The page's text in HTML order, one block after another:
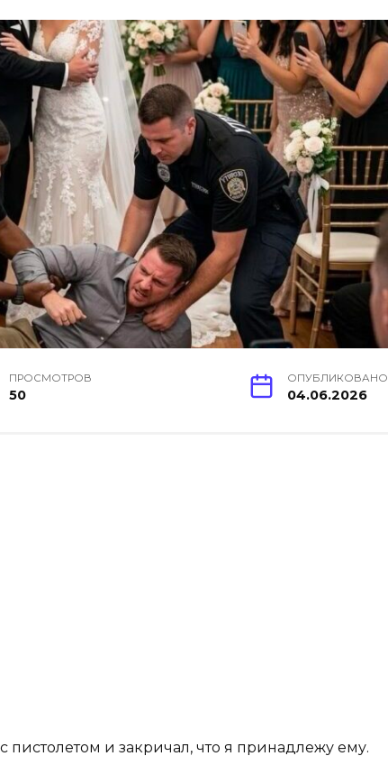
ПРОСМОТРОВ
50
ОПУБЛИКОВАНО
04.06.2026
и закричал, что я принадлежу ему.